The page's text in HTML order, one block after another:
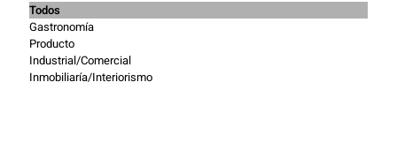
Todos
Gastronomía
Producto
Industrial/Comercial
Inmobiliaría/Interiorismo